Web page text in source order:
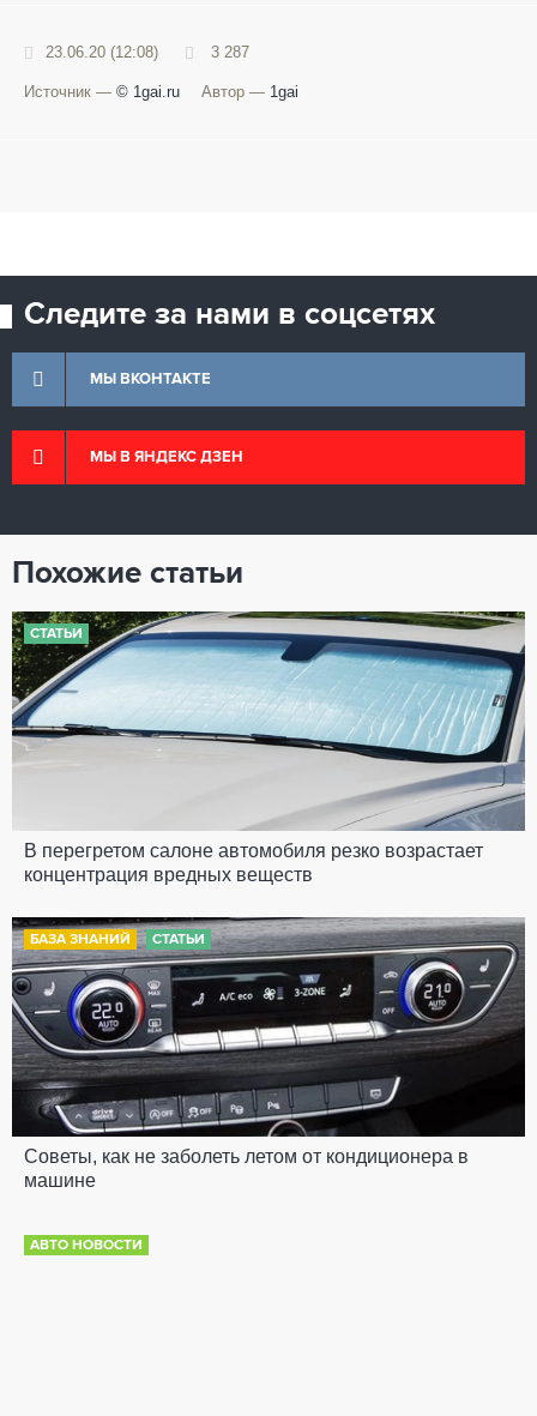
23.06.20 (12:08) 3 287
Источник — © 1gai.ru Автор — 1gai
Следите за нами в соцсетях
МЫ ВКОНТАКТЕ
МЫ В ЯНДЕКС ДЗЕН
Похожие статьи
СТАТЬИ
В перегретом салоне автомобиля резко возрастает
концентрация вредных веществ
БАЗА ЗНАНИЙ СТАТЬИ
Советы, как не заболеть летом от кондиционера в
машине
АВТО НОВОСТИ